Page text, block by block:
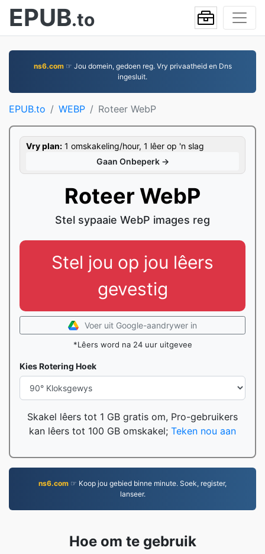
EPUB.to
ns6.com☞ Jou domein, gedoen reg. Vry privaatheid en Dns
ingesluit.
EPUB.to WEBP Roteer WebP
Vry plan: 1 omskakeling/hour, 1 lêer op 'n slag
Gaan Onbeperk →
Roteer WebP
Stel sypaaie WebP images reg
Stel jou op jou lêers
gevestig
Voer uit Google-aandrywer in
*Lêers word na 24 uur uitgevee
Kies Rotering Hoek
Skakel lêers tot 1 GB gratis om, Pro-gebruikers
kan lêers tot 100 GB omskakel; Teken nou aan
ns6.com ☞ Koop jou gebied binne minute. Soek, register,
lanseer.
Hoe om te gebruik